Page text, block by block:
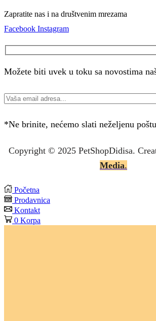
Zapratite nas i na društvenim mrezama
Facebook Instagram
Možete biti uvek u toku sa novostima
*Ne brinite, nećemo slati neželjenu
Copyright © 2025 PetShopDidisa.
Media.
Početna
Prodavnica
Kontakt
0 Korpa